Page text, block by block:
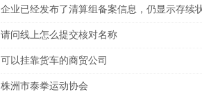
企业已经发布了清算组备案信息，仍显示存续
请问线上怎么提交核对名称
可以挂靠货车的商贸公司
株洲市泰拳运动协会